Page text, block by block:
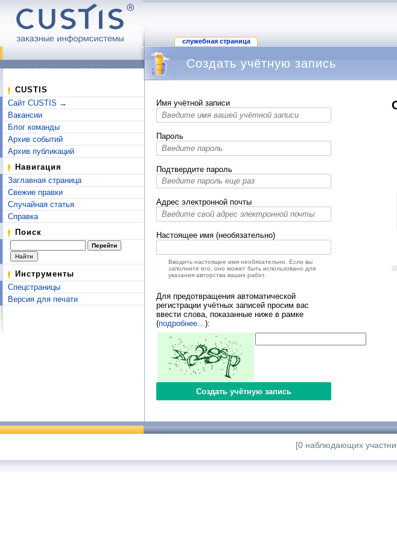
служебная страница
CUSTIS
Сайт CUSTIS →
Вакансии
Блог команды
Архив событий
Архив публикаций
Навигация
Заглавная страница
Свежие правки
Случайная статья
Справка
Поиск
Инструменты
Спецстраницы
Версия для печати
Создать учётную запись
Имя учётной записи
Пароль
Подтвердите пароль
Адрес электронной почты
Настоящее имя (необязательно)
Вводить настоящее имя необязательно. Если вы
заполните его, оно может быть использовано для
указания авторства ваших работ.
Для предотвращения автоматической
регистрации учётных записей просим вас
ввести слова, показанные ниже в рамке
(подробнее… ):
[0 наблюдающих